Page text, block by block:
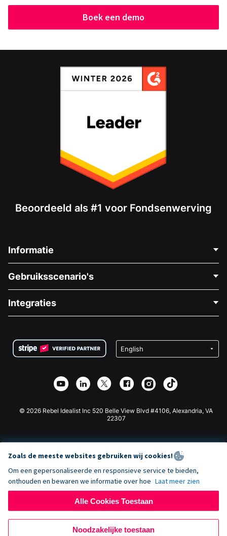
Boek een demo
Beoordeeld als #1 voor Fondsenwerving
Informatie
Over Ons
Vacatures
Privacy
Affiliate Partnerschap
Gebruiksscenario's
Medische Fondsenwerving
Goede Doelen Fondsenwerving
Integraties
Wix Donatie Plugin
Webflow Donatie App
Joomla Donatie
© 2026 Rebel Idealist Inc 520 Belle View Blvd #4106, Alexandria, VA
22307
Zoals de meeste websites gebruiken wij cookies!
Om een gepersonaliseerde en responsieve service te bieden,
onthouden en bewaren we informatie over hoe Laat meer zien
Alle Cookies Toestaan
Noodzakelijke toestaan